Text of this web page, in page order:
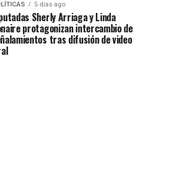
5 días ago
Sherly Arriaga y Linda
protagonizan intercambio de
tras difusión de video